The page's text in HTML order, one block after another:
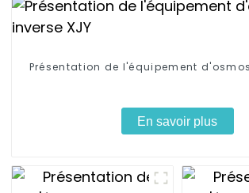
Présentation de l'équipement
En savoir plus